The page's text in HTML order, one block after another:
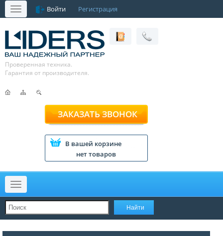
Меню Войти Регистрация
Проверенная техника.
Гарантия от производителя.
ЗАКАЗАТЬ ЗВОНОК
В вашей корзине
нет товаров
Меню